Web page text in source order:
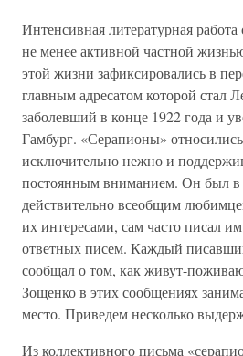
Интенсивная литературная
не менее активной частной
этой жизни зафиксировались в
главным адресатом которой стал
заболевший в конце 1922 года и
Гамбург. «Серапионы»
исключительно нежно и
постоянным вниманием. Он был в
действительно всеобщим
их интересами, сам часто писал
ответных писем. Каждый
сообщал о том, как живут-
Зощенко в этих сообщениях
место. Приведем несколько
Из коллективного письма